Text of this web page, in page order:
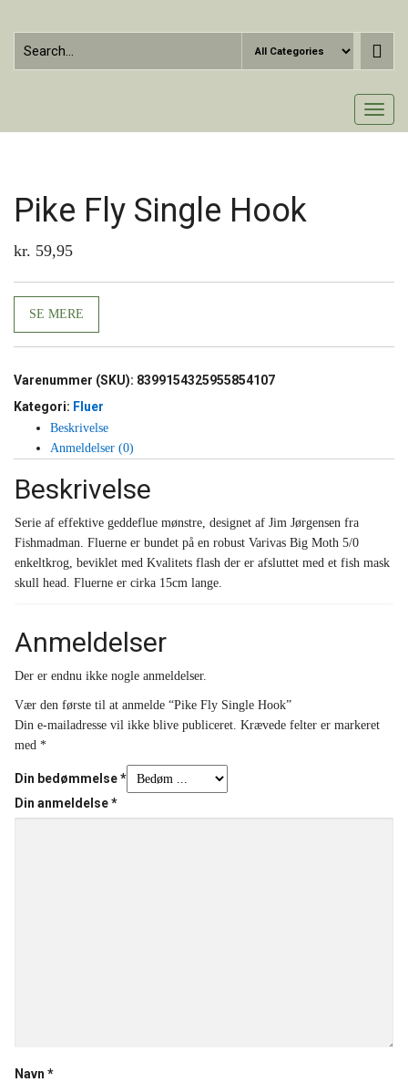
content
Toggle
Pike Fly Single Hook
kr. 59,95
SE MERE
Varenummer (SKU): 8399154325955854107
Kategori: Fluer
Beskrivelse
Anmeldelser (0)
Beskrivelse
Serie af effektive geddeflue mønstre, designet af Jim Jørgensen fra
Fishmadman. Fluerne er bundet på en robust Varivas Big Moth 5/0
enkeltkrog, beviklet med Kvalitets flash der er afsluttet med et fish mask
skull head. Fluerne er cirka 15cm lange.
Anmeldelser
Der er endnu ikke nogle anmeldelser.
Vær den første til at anmelde “Pike Fly Single Hook”
Din e-mailadresse vil ikke blive publiceret. Krævede felter er markeret
med *
Din bedømmelse*
Din anmeldelse*
Navn *